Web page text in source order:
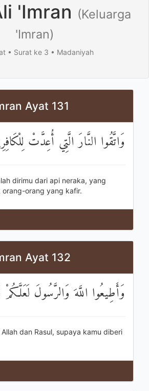
'Imran (Keluarga
'Imran)
• Surat ke 3 • Madaniyah
Ayat 131
وَاتَّقُوا النَّارَ الَّتِي أُعِدَّتْ
dirimu dari api neraka, yang
orang yang kafir.
Ayat 132
وَأَطِيعُوا اللَّهَ وَالرَّسُولَ
dan Rasul, supaya kamu diberi